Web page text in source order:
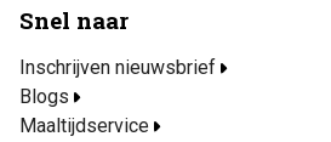
Snel naar
Inschrijven nieuwsbrief
Blogs
Maaltijdservice